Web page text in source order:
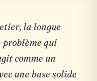
la longue
problème qui
comme un
une base solide